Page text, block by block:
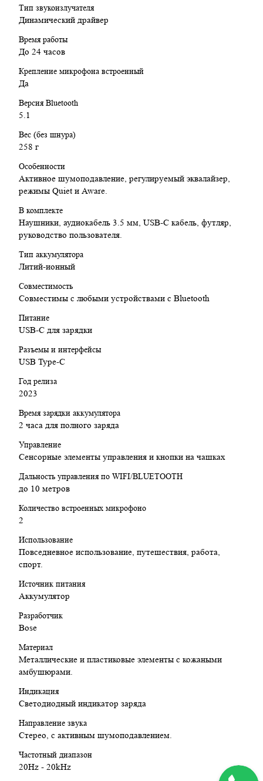
часа воспроизведения
Эквалайзер: Настройка звука через приложение Bose
Управление: Сенсорные элементы и кнопки на чашках
Вес наушников: 258 г
Заключение:
тех, кто ищет идеальное сочетание звука, комфорта и функции
активного шумоподавления. Подходят для продолжительных
превосходное качество звука и высокую степень погружения в
музыку.
Тип звукоизлучателя
Динамический драйвер
Время работы
До 24 часов
Крепление микрофона встроенный
Да
Версия Bluetooth
5.1
Вес (без шнура)
258 г
Особенности
Активное шумоподавление, регулируемый эквалайзер,
режимы Quiet и Aware.
В комплекте
Наушники, аудиокабель 3.5 мм, USB-C кабель, футляр,
руководство пользователя.
Тип аккумулятора
Литий-ионный
Совместимость
Совместимы с любыми устройствами с Bluetooth
Питание
USB-C для зарядки
Разъемы и интерфейсы
USB Type-C
Год релиза
2023
Время зарядки аккумулятора
2 часа для полного заряда
Управление
Сенсорные элементы управления и кнопки на чашках
Дальность управления по WIFI/BLUETOOTH
до 10 метров
Количество встроенных микрофоно
2
Использование
Повседневное использование, путешествия, работа,
спорт.
Источник питания
Аккумулятор
Разработчик
Bose
Материал
Металлические и пластиковые элементы с кожаными
амбушюрами.
Индикация
Светодиодный индикатор заряда
Направление звука
Стерео, с активным шумоподавлением.
Частотный диапазон
20Hz - 20kHz